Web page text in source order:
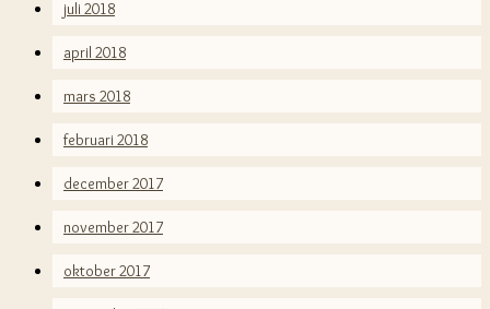
juli 2018
april 2018
mars 2018
februari 2018
december 2017
november 2017
oktober 2017